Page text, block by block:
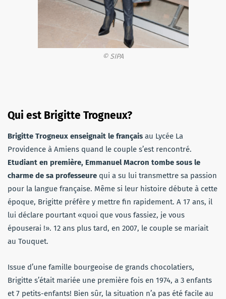
© SIPA
Qui est Brigitte Trogneux?
Brigitte Trogneux enseignait le français au Lycée La
Providence à Amiens quand le couple s’est rencontré.
Etudiant en première, Emmanuel Macron tombe sous le
charme de sa professeure qui a su lui transmettre sa passion
pour la langue française. Même si leur histoire débute à cette
époque, Brigitte préfère y mettre fin rapidement. A 17 ans, il
lui déclare pourtant «quoi que vous fassiez, je vous
épouserai !». 12 ans plus tard, en 2007, le couple se mariait
au Touquet.
Issue d’une famille bourgeoise de grands chocolatiers,
Brigitte s’était mariée une première fois en 1974, a 3 enfants
et 7 petits-enfants! Bien sûr, la situation n’a pas été facile au